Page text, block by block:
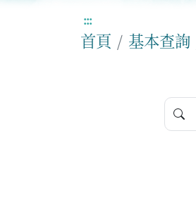
:::
首頁 基本查詢